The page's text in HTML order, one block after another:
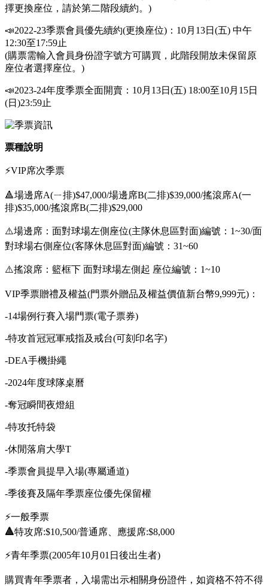
擇更換座位，請於第二階段續約。)
📣2022-23季票會員優先續約(更換座位)：10月13日(五) 中午
12:30至17:59止
(購票需輸入會員身份證字號方可購買，此階段開放未保留原
座位者選擇座位。)
📣2023-24年度季票全面開賣：10月13日(五) 18:00至10月15日
(日)23:59止
票種說明
⚡️VIP席次季票
🔺場邊席A(ㄧ排)$47,000/場邊席B(二排)$39,000/搖滾席A(一
排)$35,000/搖滾席B(二排)$29,000
⚠️場邊席：面對球場左側座位(主隊休息區對面)編號：1~30/面
對球場右側座位(客隊休息區對面)編號：31~60
⚠️搖滾席：籃框下 面對球場左側起 座位編號：1~10
VIP季票贈禮及權益(門票外贈品及權益價值新台幣9,999元)：
-14場例行賽入場門票(電子票券)
-特攻首冠冠軍戒指及戒台(可刻印名字)
-DEA手機掛繩
-2024年度球隊桌曆
-奪冠瞬間夜燈組
-特攻托特袋
-休閒落肩大學T
-季票會員提早入場(專屬通道)
-季後賽及隔年季票座位優先保留權
⚡️一般季票
🔺特攻席:$10,500/普通席、應援席:$8,000
⚡青年季票(2005年10月01日後出生者)
購買青年季票者，入場需出示相關身份證件，如資格不符不得